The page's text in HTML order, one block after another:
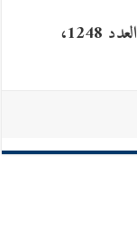
نشرت في ملحق ألف ياء ، الزمان اللندنية ، العدد 1248،